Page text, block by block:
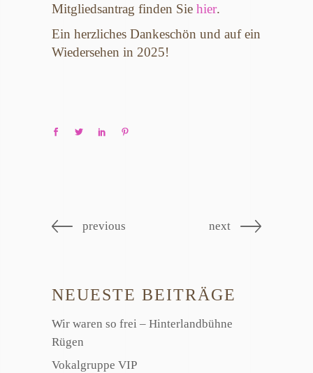
Mitgliedsantrag finden Sie hier.
Ein herzliches Dankeschön und auf ein
Wiedersehen in 2025!
previous next
NEUESTE BEITRÄGE
Wir waren so frei – Hinterlandbühne
Rügen
Vokalgruppe VIP